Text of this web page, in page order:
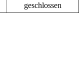
geschlossen